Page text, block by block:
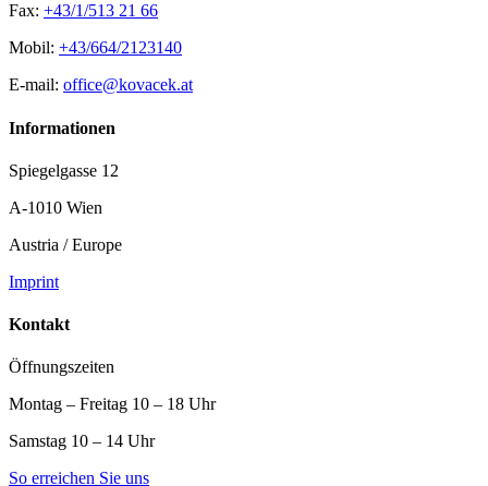
Fax: +43/1/513 21 66
Mobil: +43/664/2123140
E-mail: office@kovacek.at
Informationen
Spiegelgasse 12
A-1010 Wien
Austria / Europe
Imprint
Kontakt
Öffnungszeiten
Montag – Freitag 10 – 18 Uhr
Samstag 10 – 14 Uhr
So erreichen Sie uns